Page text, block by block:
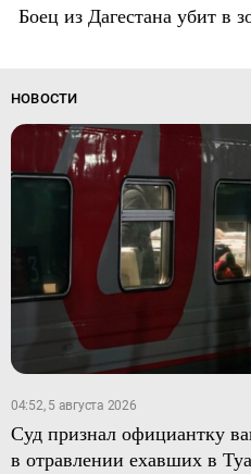
Боец из Дагестана убит в
НОВОСТИ
04:52, 5 августа 2026
Суд признал официантку
в отравлении ехавших в